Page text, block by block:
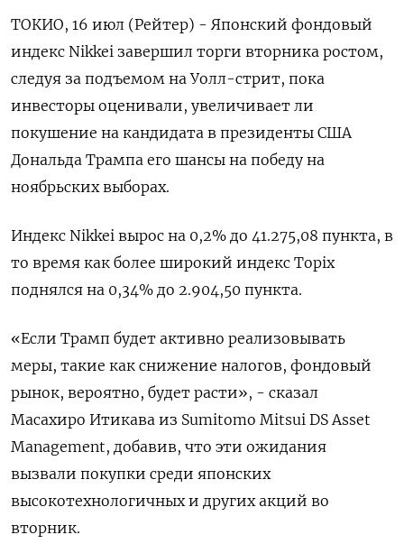
ТОКИО, 16 июл (Рейтер) - Японский фондовый
индекс Nikkei завершил торги вторника ростом,
следуя за подъемом на Уолл-стрит, пока
инвесторы оценивали, увеличивает ли
покушение на кандидата в президенты США
Дональда Трампа его шансы на победу на
ноябрьских выборах.
Индекс Nikkei вырос на 0,2% до 41.275,08 пункта, в
то время как более широкий индекс Topix
поднялся на 0,34% до 2.904,50 пункта.
«Если Трамп будет активно реализовывать
меры, такие как снижение налогов, фондовый
рынок, вероятно, будет расти», - сказал
Масахиро Итикава из Sumitomo Mitsui DS Asset
Management, добавив, что эти ожидания
вызвали покупки среди японских
высокотехнологичных и других акций во
вторник.